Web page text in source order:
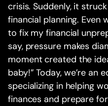
crisis. Suddenly, it
financial planning. Even
to fix my financial
say, pressure makes
moment created the
baby!” Today, we’re an
specializing in helping
finances and prepare